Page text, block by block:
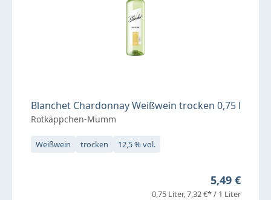
Blanchet Chardonnay Weißwein trocken 0,75 l
Rotkäppchen-Mumm
Weißwein trocken 12,5 % vol.
Regulärer
5,49 €
0,75 Liter 7,32 €* / 1 Liter